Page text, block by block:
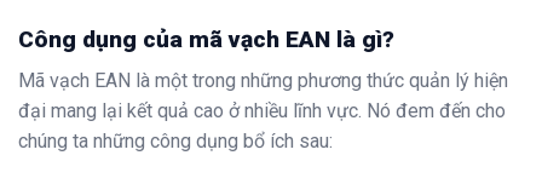
Công dụng của mã vạch EAN là gì?
Mã vạch EAN là một trong những phương thức quản lý hiện
đại mang lại kết quả cao ở nhiều lĩnh vực. Nó đem đến cho
chúng ta những công dụng bổ ích sau: